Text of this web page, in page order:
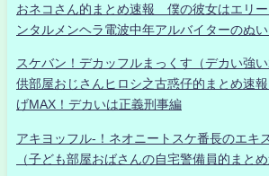
おネコさん的まとめ速報 僕の彼女はエリー
ンタルメンヘラ電波中年アルバイターのぬ
スケバン！デカッフルまっくす（デカい強
供部屋おじさんヒロシ之古惑仔的まとめ速
げMAX！デカいは正義刑事編
アキヨッフル-！ネオニートスケ番長のエキ
（子ども部屋おばさんの自宅警備員的まとめ